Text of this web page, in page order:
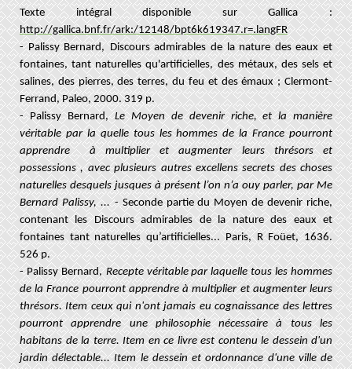
Texte intégral disponible sur Gallica :
http://gallica.bnf.fr/ark:/12148/bpt6k619347.r=.langFR
- Palissy Bernard, Discours admirables de la nature des eaux et
fontaines, tant naturelles qu'artificielles, des métaux, des sels et
salines, des pierres, des terres, du feu et des émaux ; Clermont-
Ferrand, Paleo, 2000. 319 p.
- Palissy Bernard, Le Moyen de devenir riche, et la manière
véritable par la quelle tous les hommes de la France pourront
apprendre à multiplier et augmenter leurs thrésors et
possessions , avec plusieurs autres excellens secrets des choses
naturelles desquels jusques à présent l’on n’a ouy parler, par Me
Bernard Palissy, ... - Seconde partie du Moyen de devenir riche,
contenant les Discours admirables de la nature des eaux et
fontaines tant naturelles qu’artificielles... Paris, R Foüet, 1636.
526 p.
- Palissy Bernard, Recepte véritable par laquelle tous les hommes
de la France pourront apprendre à multiplier et augmenter leurs
thrésors. Item ceux qui n'ont jamais eu cognaissance des lettres
pourront apprendre une philosophie nécessaire à tous les
habitans de la terre. Item en ce livre est contenu le dessein d'un
jardin délectable... Item le dessein et ordonnance d'une ville de